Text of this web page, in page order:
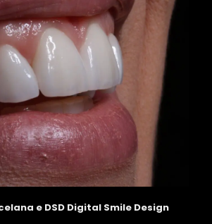
e DSD Digital Smile Design